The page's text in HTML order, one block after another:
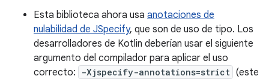
Esta biblioteca ahora usa anotaciones de
nulabilidad de JSpecify, que son de uso de tipo. Los
desarrolladores de Kotlin deberían usar el siguiente
argumento del compilador para aplicar el uso
correcto:
-Xjspecify-annotations=strict (este